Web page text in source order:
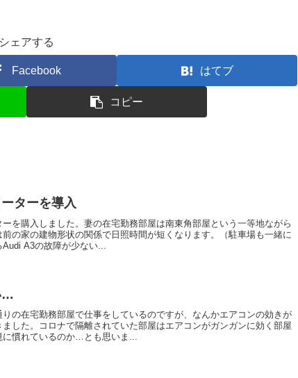
シェアする
Facebook はてブ
コピー
ターを導入
を購入しました。妻の在宅勤務部屋は南東角部屋という一等地ながら
の家の建物形状の関係で日照時間が短くなります。（駐車場も一緒に
A3の故障が少ない...
…
の在宅勤務部屋で仕事をしているのですが、なんかエアコンの効きが
した。コロナで隔離されていた部屋はエアコンがガンガンに効く部屋
に慣れているのか…とも思いま...